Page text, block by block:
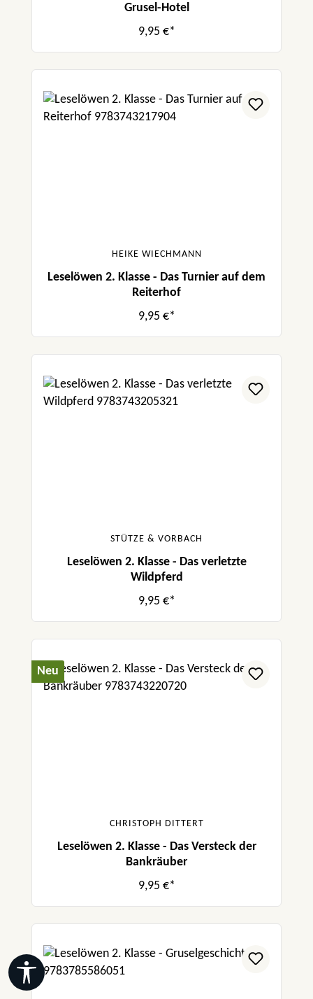
Grusel-Hotel
9,95 €*
HEIKE WIECHMANN
Leselöwen 2. Klasse - Das Turnier auf dem
Reiterhof
9,95 €*
STÜTZE & VORBACH
Leselöwen 2. Klasse - Das verletzte
Wildpferd
9,95 €*
Neu
CHRISTOPH DITTERT
Leselöwen 2. Klasse - Das Versteck der
Bankräuber
9,95 €*
Werkzeugleiste anzeigen